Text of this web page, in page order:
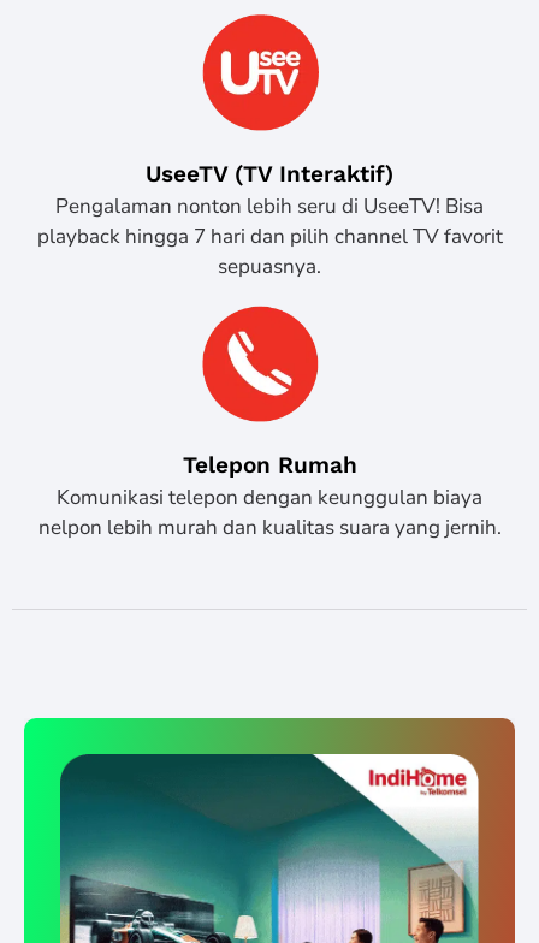
UseeTV (TV Interaktif)
Pengalaman nonton lebih seru di UseeTV! Bisa
playback hingga 7 hari dan pilih channel TV favorit
sepuasnya.
Telepon Rumah
Komunikasi telepon dengan keunggulan biaya
nelpon lebih murah dan kualitas suara yang jernih.